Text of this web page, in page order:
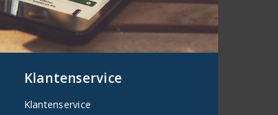
Klantenservice
Klantenservice